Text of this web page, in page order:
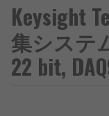
Keysight
集システ
22 bit,